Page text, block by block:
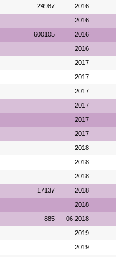
24987 2016
2016
600105 2016
2016
2017
2017
2017
2017
2017
2017
2018
2018
2018
17137 2018
2018
885 06.2018
2019
2019